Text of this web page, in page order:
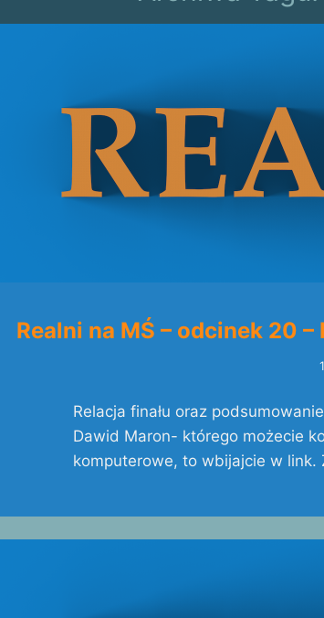
Realni na MŚ – odcinek 20
Relacja finału oraz
Dawid Maron- którego możecie
komputerowe, to wbijajcie w link.